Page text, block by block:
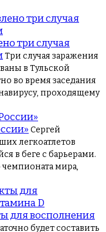
три случая
Три случая заражения
в Тульской
во время заседания
проходящему
Сергей
легкоатлетов
в беге с барьерами.
чемпионата мира,
для восполнения
будет составить